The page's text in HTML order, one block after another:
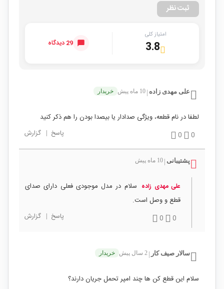
ثبت نظر
امتیاز کلی
3.8 29 دیدگاه
علی مهدی زاده | 10 ماه پیش خریدار
لطفا در نام قطعه، ویژگی صدادار یا بیصدا بودن را هم ذکر کنید
0
0 پاسخ | گزارش
پشتیبانی | 10 ماه پیش
علی مهدی زاده سلام در مدل موجودی فعلی دارای صدای
قطع و وصل است.
0
0 پاسخ | گزارش
سالار صیف کار | 2 سال پیش خریدار
سلام این قطع کن ها چند امپر تحمل جریان دارند؟